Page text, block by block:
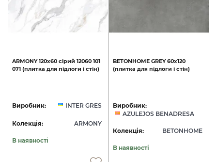
ARMONY 120х60 сірий 12060 101
071 (плитка для підлоги і стін)
Виробник: INTER GRES
Колекція: ARMONY
В наявності
BETONHOME GREY 60x120
(плитка для підлоги і стін)
Виробник:
AZULEJOS BENADRESA
Колекція: BETONHOME
В наявності